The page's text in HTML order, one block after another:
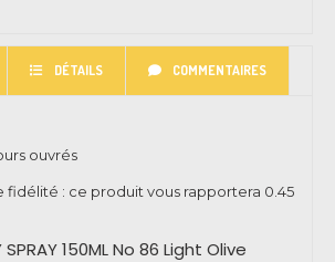
DÉTAILS COMMENTAIRES
ouvrés
fidélité : ce produit vous rapportera 0.45
SPRAY 150ML No 86 Light Olive